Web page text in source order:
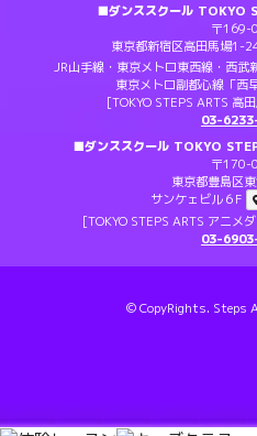
■ダンススクール TOKYO
〒169-
東京都新宿区高田馬場1-
JR山手線・東京メトロ東西線・西
東京メトロ副都心線「西
[TOKYO STEPS ARTS 高
03-
■ダンススクール TOKYO
〒170-
東京都豊島区
サンケェビル６F
[TOKYO STEPS ARTS アニメ
03-
© CopyRights. Steps